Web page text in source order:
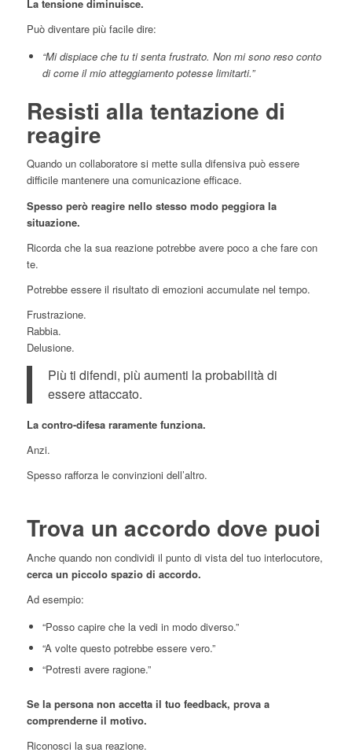
La tensione diminuisce.
Può diventare più facile dire:
“Mi dispiace che tu ti senta frustrato. Non mi sono reso conto
di come il mio atteggiamento potesse limitarti.”
Resisti alla tentazione di
reagire
Quando un collaboratore si mette sulla difensiva può essere
difficile mantenere una comunicazione efficace.
Spesso però reagire nello stesso modo peggiora la
situazione.
Ricorda che la sua reazione potrebbe avere poco a che fare con
te.
Potrebbe essere il risultato di emozioni accumulate nel tempo.
Frustrazione.
Rabbia.
Delusione.
Più ti difendi, più aumenti la probabilità di
essere attaccato.
La contro-difesa raramente funziona.
Anzi.
Spesso rafforza le convinzioni dell’altro.
Trova un accordo dove puoi
Anche quando non condividi il punto di vista del tuo interlocutore,
cerca un piccolo spazio di accordo.
Ad esempio:
“Posso capire che la vedi in modo diverso.”
“A volte questo potrebbe essere vero.”
“Potresti avere ragione.”
Se la persona non accetta il tuo feedback, prova a
comprenderne il motivo.
Riconosci la sua reazione.